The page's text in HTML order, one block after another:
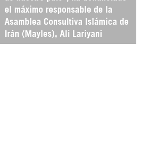
el máximo responsable de la
Asamblea Consultiva Islámica de
Irán (Mayles), Ali Lariyani